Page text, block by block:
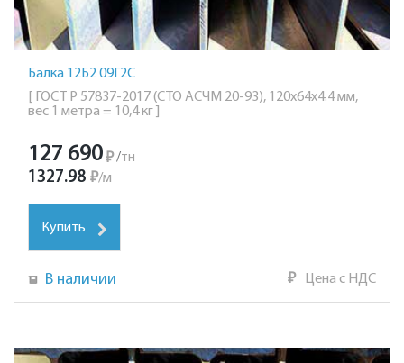
Балка 12Б2 09Г2С
[ ГОСТ Р 57837-2017 (СТО АСЧМ 20-93), 120х64х4.4 мм,
вес 1 метра = 10,4 кг ]
127 690₽ /тн
1327.98 ₽/м
Купить
В наличии ₽ Цена с НДС